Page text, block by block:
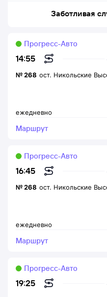
Заботливая
14:55
Прогресс-Авто
ежедневно
№268 ост. Никольские
Маршрут
16:45
Прогресс-Авто
ежедневно
№268 ост. Никольские
Маршрут
19:25
Прогресс-Авто